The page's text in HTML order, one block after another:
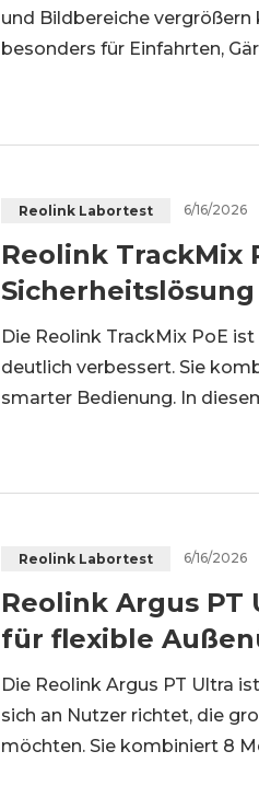
und Bildbereiche vergrößern
besonders für Einfahrten,
Reolink Labortest 6/16/2026
Reolink TrackMix
Die Reolink TrackMix PoE
deutlich verbessert. Sie
smarter Bedienung. In
Reolink Labortest 6/16/2026
Reolink Argus PT
für flexible
Die Reolink Argus PT Ultra
sich an Nutzer richtet, die
möchten. Sie kombiniert 8